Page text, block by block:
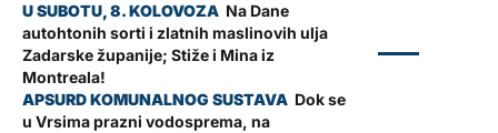
Na Dane
autohtonih sorti i zlatnih maslinovih ulja
Zadarske županije; Stiže i Mina iz
Montreala!
Dok se
u Vrsima prazni vodosprema, na